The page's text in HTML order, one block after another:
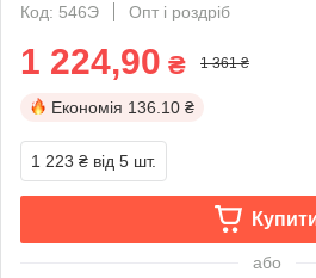
Код: 546Э
Опт і роздріб
1 224,90 ₴ 1 361 ₴
Економія 136.10 ₴
1 223 ₴ від 5 шт.
або